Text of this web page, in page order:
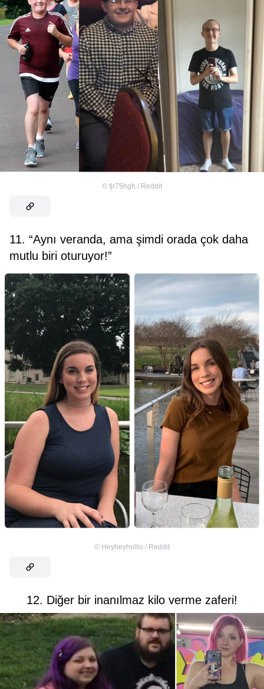
© fjr75hgh / Reddit
11. “Aynı veranda, ama şimdi orada çok daha
mutlu biri oturuyor!”
© Heyheyhollis / Reddit
12. Diğer bir inanılmaz kilo verme zaferi!